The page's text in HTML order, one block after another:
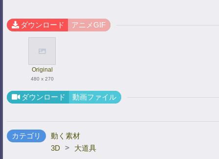
ダウンロード アニメGIF
Original
480 x 270
ダウンロード 動画ファイル
カテゴリ
動く素材
3D
> 大道具